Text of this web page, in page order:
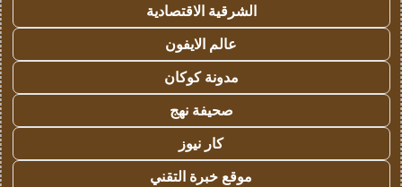
الشرقية الاقتصادية
عالم الايفون
مدونة كوكان
صحيفة نهج
كار نيوز
موقع خبرة التقني